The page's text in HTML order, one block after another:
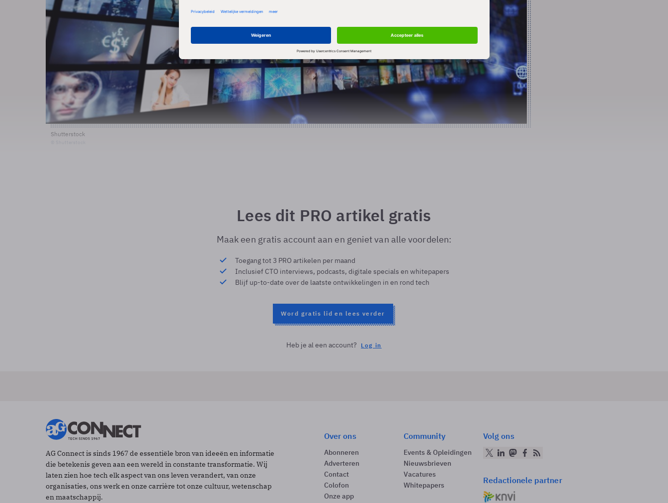
Shutterstock
Lees dit PRO artikel gratis
Maak een gratis account aan en geniet van alle voordelen:
Toegang tot 3 PRO artikelen per maand
Inclusief CTO interviews, podcasts, digitale specials en whitepapers
Blijf up-to-date over de laatste ontwikkelingen in en rond tech
Word gratis lid en lees verder
Heb je al een account? Log in
AG Connect is sinds 1967 de essentiële bron van ideeën en informatie
die betekenis geven aan een wereld in constante transformatie. Wij
laten zien hoe tech elk aspect van ons leven verandert, van onze
organisaties, ons werk en onze carrière tot onze cultuur, wetenschap
en maatschappij.
Over ons
Abonneren
Adverteren
Contact
Colofon
Onze app
Community
Events & Opleidingen
Nieuwsbrieven
Vacatures
Whitepapers
Volg ons
Redactionele partner